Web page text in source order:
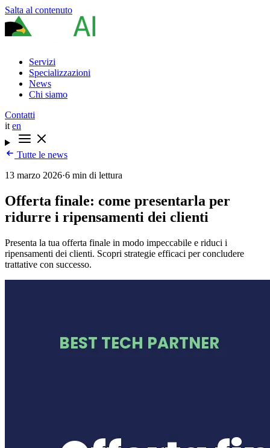
Salta al contenuto
Servizi
Specializzazioni
News
Chi siamo
Contatti
it en
Tutte le news
13 marzo 2026·6 min di lettura
Offerta finale: come presentarla per
ridurre i ripensamenti dei clienti
Presenta la tua offerta finale in modo impeccabile e riduci i
ripensamenti dei clienti. Scopri strategie efficaci per concludere
trattative con successo.